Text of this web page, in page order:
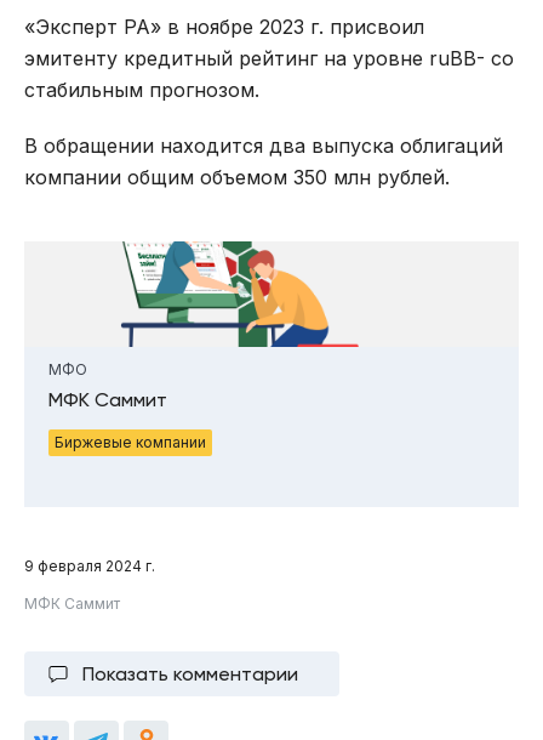
«Эксперт РА» в ноябре 2023 г. присвоил
эмитенту кредитный рейтинг на уровне ruBB- со
стабильным прогнозом.
В обращении находится два выпуска облигаций
компании общим объемом 350 млн рублей.
МФО
МФК Саммит
Биржевые компании
9 февраля 2024 г.
МФК Саммит
Показать комментарии